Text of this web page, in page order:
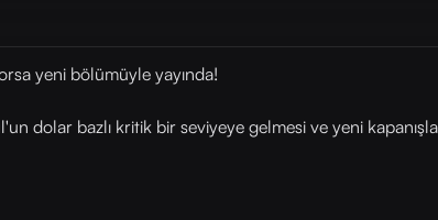
yeni bölümüyle yayında!
dolar bazlı kritik bir seviyeye gelmesi ve yeni